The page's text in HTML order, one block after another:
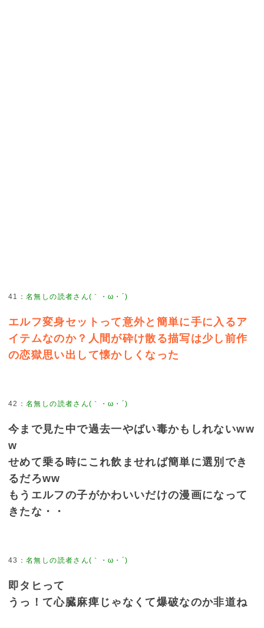
41 ：名無しの読者さん(｀・ω・´)
エルフ変身セットって意外と簡単に手に入るア
イテムなのか？人間が砕け散る描写は少し前作
の恋獄思い出して懐かしくなった
42 ：名無しの読者さん(｀・ω・´)
今まで見た中で過去一やばい毒かもしれないww
w
せめて乗る時にこれ飲ませれば簡単に選別でき
るだろww
もうエルフの子がかわいいだけの漫画になって
きたな・・
43 ：名無しの読者さん(｀・ω・´)
即タヒって
うっ！て心臓麻痺じゃなくて爆破なのか非道ね